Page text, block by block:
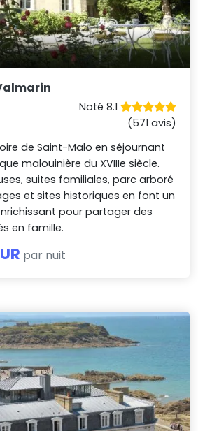
Noté 8.1
(571 avis)
de Saint-Malo en séjournant
malouinière du XVIIIe siècle.
suites familiales, parc arboré
et sites historiques en font un
pour partager des
en famille.
par nuit